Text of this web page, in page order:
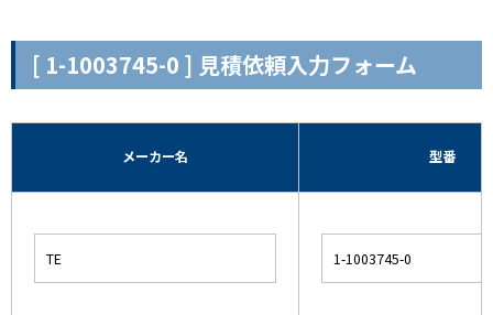
[ 1-1003745-0 ] 見積依頼入力フォーム
メーカー名 型番